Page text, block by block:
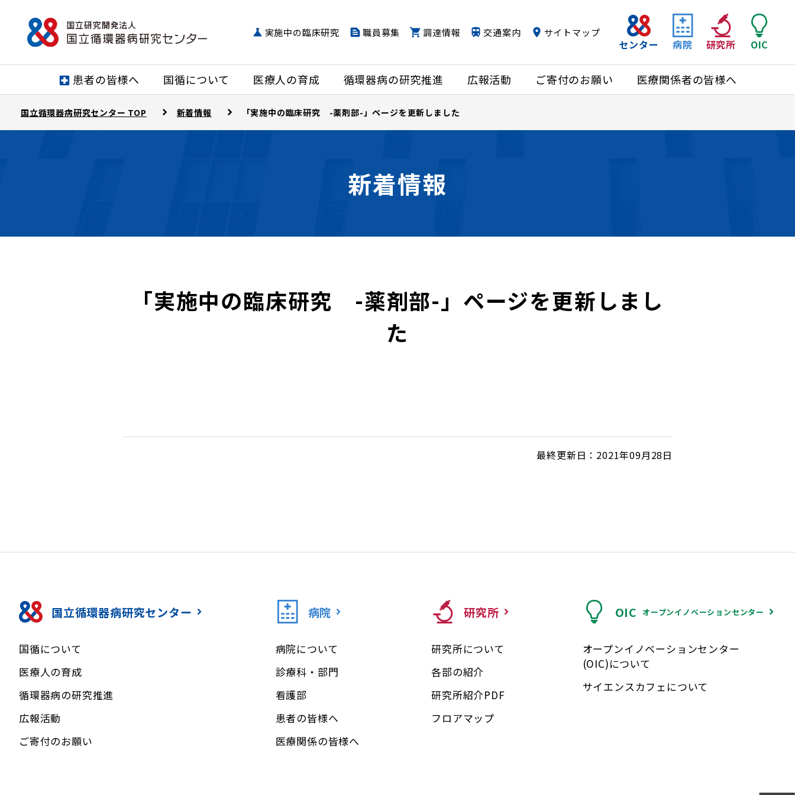
患者の皆様へ 国循について 医療人の育成 循環器病の研究推進 広報活動 ご寄付のお願い 医療関係者の皆様へ
センター 病院 研究所 OIC
実施中の臨床研究 職員募集 調達情報 交通案内 サイトマップ
国立循環器病研究センター TOP 新着情報 「実施中の臨床研究 -薬剤部-」ページを更新しました
新着情報
「実施中の臨床研究 -薬剤部-」ページを更新しまし
た
最終更新日：2021年09月28日
国立循環器病研究センター
国循について
医療人の育成
循環器病の研究推進
広報活動
ご寄付のお願い
病院
病院について
診療科・部門
看護部
患者の皆様へ
医療関係の皆様へ
研究所
研究所について
各部の紹介
研究所紹介PDF
フロアマップ
OIC オープンイノベーションセンター
オープンイノベーションセンター
(OIC)について
サイエンスカフェについて